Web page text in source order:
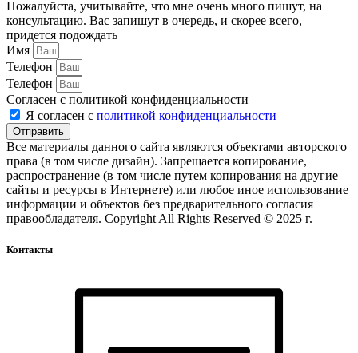
Пожалуйста, учитывайте, что мне очень много пишут, на
консультацию. Вас запишут в очередь, и скорее всего,
придется подождать
Имя
Телефон
Телефон
Согласен с политикой конфиденциальности
Я согласен с политикой конфиденциальности
Отправить
Все материалы данного сайта являются объектами авторского
права (в том числе дизайн). Запрещается копирование,
распространение (в том числе путем копирования на другие
сайты и ресурсы в Интернете) или любое иное использование
информации и объектов без предварительного согласия
правообладателя. Copyright All Rights Reserved © 2025 г.
Контакты